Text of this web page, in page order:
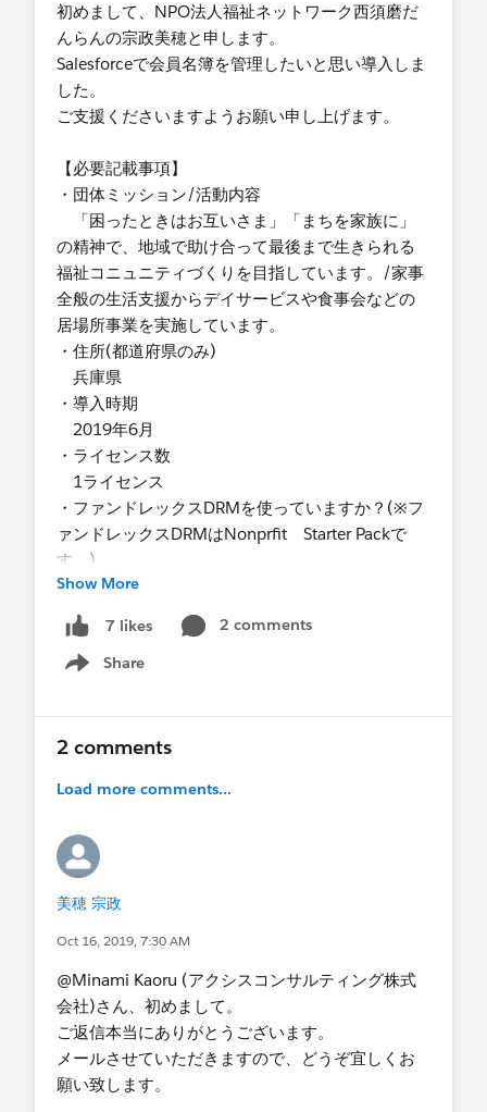
初めまして、NPO法人福祉ネットワーク西須磨だ
んらんの宗政美穂と申します。
Salesforceで会員名簿を管理したいと思い導入しま
した。
ご支援くださいますようお願い申し上げます。
【必要記載事項】
・団体ミッション/活動内容
「困ったときはお互いさま」「まちを家族に」
の精神で、地域で助け合って最後まで生きられる
福祉コニュニティづくりを目指しています。/家事
全般の生活支援からデイサービスや食事会などの
居場所事業を実施しています。
・住所(都道府県のみ)
兵庫県
・導入時期
2019年6月
・ライセンス数
1ライセンス
・ファンドレックスDRMを使っていますか？(※フ
ァンドレックスDRMはNonprfit Starter Packで
す。)
- いいえ
・SFDC社/ NPOサポートセンターが実施する研修
に受講されましたか？
-いいえ
挙げてください
会員名簿管理
か？
・具体的な支援内容
会員名簿の利用方法。
具体的には、現在「取引先責任者」で管理して
す。
プロボノ支援では「レポート」からエクセルに
エクスポートしてくださいと言われましたが、取
引先責任者で加工した会員名簿と同じものが作成
できないでいます。
・支援の時間帯(複数回答可)
Show More
7 likes
2 comments
Share
Show menu
2 comments
Load more comments...
美穂 宗政
Oct 16, 2019, 7:30 AM
@Minami Kaoru (アクシスコンサルティング株式
会社)さん、初めまして。
ご返信本当にありがとうございます。
メールさせていただきますので、どうぞ宜しくお
願い致します。